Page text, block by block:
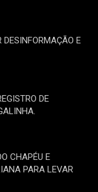
E
DE
CHAPÉU E
PARA LEVAR